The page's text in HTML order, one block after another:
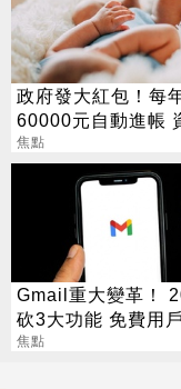
政府發大紅包！每
60000元自動進帳
次看
焦點
Gmail重大變革！
砍3大功能 免費用
好康」不能用了
焦點